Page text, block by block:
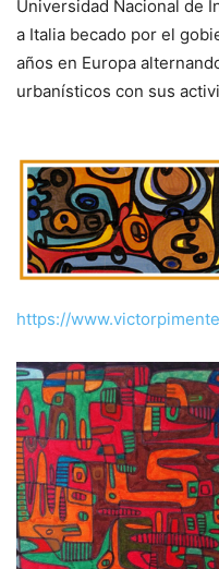
Universidad Nacional de
a Italia becado por el
años en Europa
urbanísticos con sus
https://